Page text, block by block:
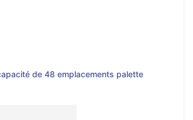
de 48 emplacements palette